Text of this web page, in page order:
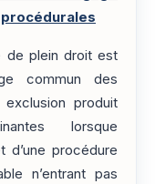
de plein droit est
commun des
produit
lorsque
d’une procédure
n’entrant pas